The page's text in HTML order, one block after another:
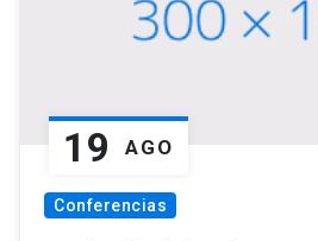
19 AGO
Conferencias